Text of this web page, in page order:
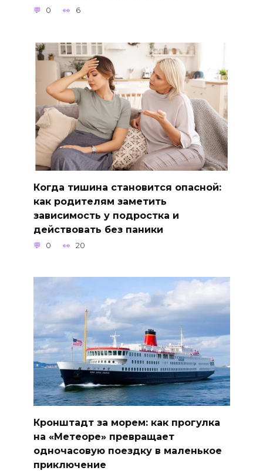
0 6
Когда тишина становится опасной:
как родителям заметить
зависимость у подростка и
действовать без паники
0 20
Кронштадт за морем: как прогулка
на «Метеоре» превращает
одночасовую поездку в маленькое
приключение